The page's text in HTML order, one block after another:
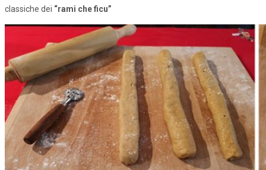
classiche dei “rami che ficu”